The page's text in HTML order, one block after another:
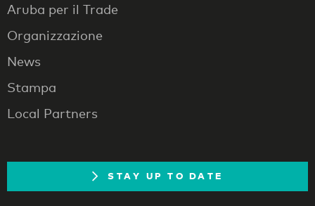
Aruba per il Trade
Organizzazione
News
Stampa
Local Partners
STAY UP TO DATE